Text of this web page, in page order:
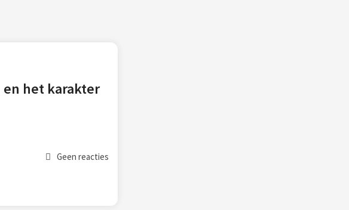
en het karakter
Geen reacties